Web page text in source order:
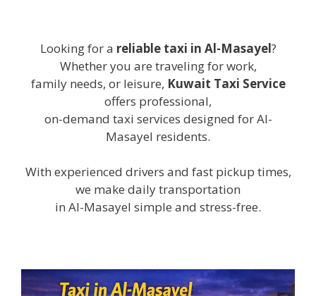
Looking for a reliable taxi in Al-Masayel?
Whether you are traveling for work,
family needs, or leisure, Kuwait Taxi Service
offers professional,
on-demand taxi services designed for Al-
Masayel residents.
With experienced drivers and fast pickup times,
we make daily transportation
in Al-Masayel simple and stress-free.